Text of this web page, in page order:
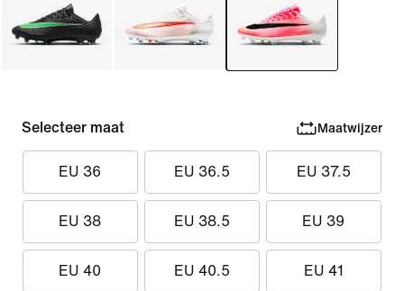
Selecteer maat Maatwijzer
EU 36 EU 36.5 EU 37.5
EU 38 EU 38.5 EU 39
EU 40 EU 40.5 EU 41